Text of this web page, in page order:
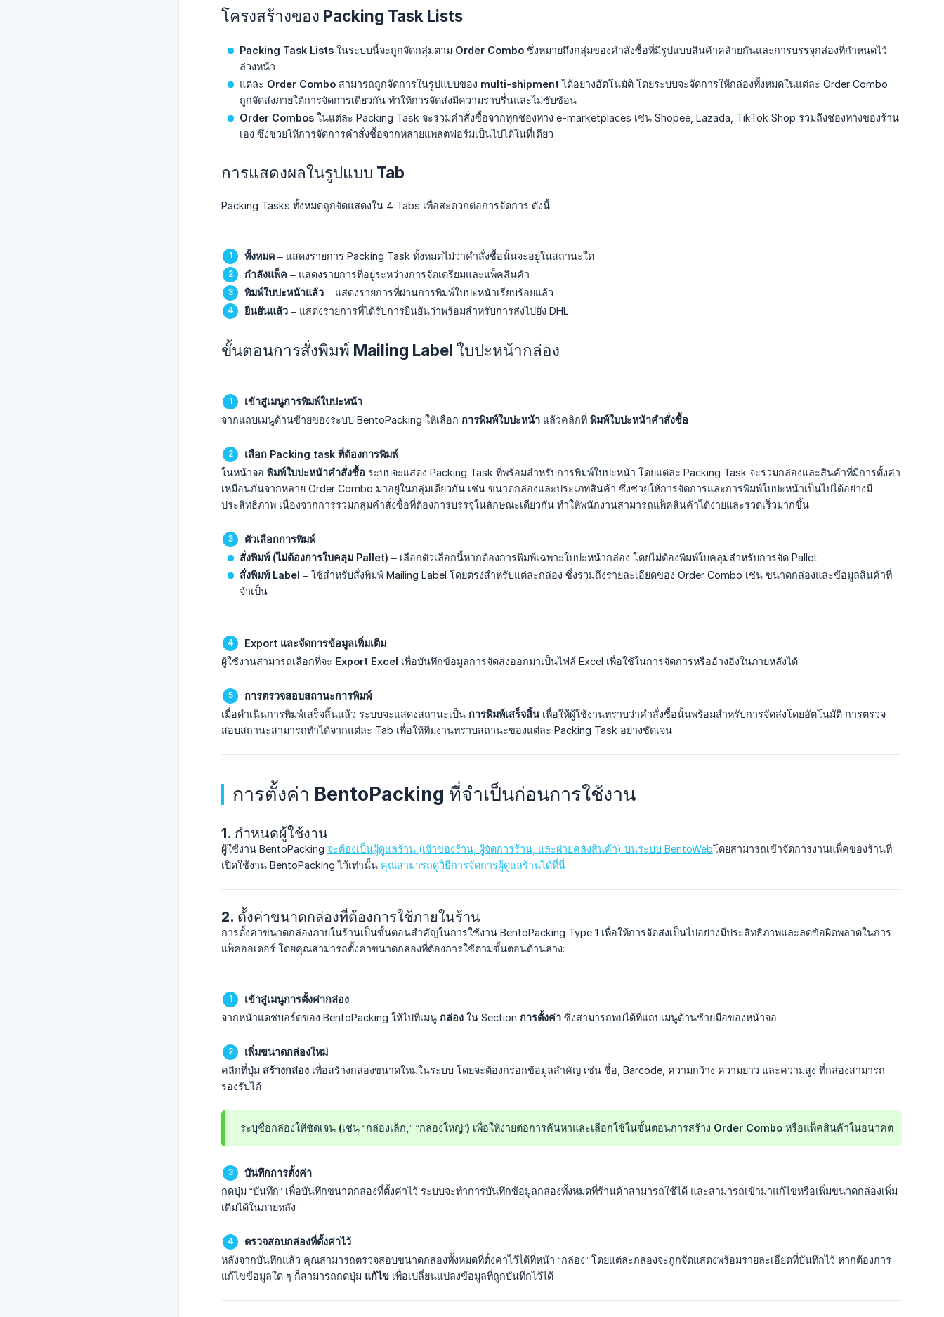
โครงสร้างของ Packing Task Lists
Packing Task Lists ในระบบนี้จะถูกจัดกลุ่มตาม Order Combo ซึ่งหมายถึงกลุ่มของคำสั่งซื้อที่มีรูปแบบสินค้าคล้ายกันและการบรรจุกล่องที่กำหนดไว้
ล่วงหน้า
แต่ละ Order Combo สามารถถูกจัดการในรูปแบบของ multi-shipment ได้อย่างอัตโนมัติ โดยระบบจะจัดการให้กล่องทั้งหมดในแต่ละ Order Combo
ถูกจัดส่งภายใต้การจัดการเดียวกัน ทำให้การจัดส่งมีความราบรื่นและไม่ซับซ้อน
Order Combos ในแต่ละ Packing Task จะรวมคำสั่งซื้อจากทุกช่องทาง e-marketplaces เช่น Shopee, Lazada, TikTok Shop รวมถึงช่องทางของร้าน
เอง ซึ่งช่วยให้การจัดการคำสั่งซื้อจากหลายแพลตฟอร์มเป็นไปได้ในที่เดียว
การแสดงผลในรูปแบบ Tab
Packing Tasks ทั้งหมดถูกจัดแสดงใน 4 Tabs เพื่อสะดวกต่อการจัดการ ดังนี้:
ทั้งหมด – แสดงรายการ Packing Task ทั้งหมดไม่ว่าคำสั่งซื้อนั้นจะอยู่ในสถานะใด
กำลังแพ็ค – แสดงรายการที่อยู่ระหว่างการจัดเตรียมและแพ็คสินค้า
พิมพ์ใบปะหน้าแล้ว – แสดงรายการที่ผ่านการพิมพ์ใบปะหน้าเรียบร้อยแล้ว
ยืนยันแล้ว – แสดงรายการที่ได้รับการยืนยันว่าพร้อมสำหรับการส่งไปยัง DHL
ขั้นตอนการสั่งพิมพ์ Mailing Label ใบปะหน้ากล่อง
เข้าสู่เมนูการพิมพ์ใบปะหน้า
จากแถบเมนูด้านซ้ายของระบบ BentoPacking ให้เลือก การพิมพ์ใบปะหน้า แล้วคลิกที่ พิมพ์ใบปะหน้าคำสั่งซื้อ
เลือก Packing task ที่ต้องการพิมพ์
ในหน้าจอ พิมพ์ใบปะหน้าคำสั่งซื้อ ระบบจะแสดง Packing Task ที่พร้อมสำหรับการพิมพ์ใบปะหน้า โดยแต่ละ Packing Task จะรวมกล่องและสินค้าที่มีการตั้งค่า
เหมือนกันจากหลาย Order Combo มาอยู่ในกลุ่มเดียวกัน เช่น ขนาดกล่องและประเภทสินค้า ซึ่งช่วยให้การจัดการและการพิมพ์ใบปะหน้าเป็นไปได้อย่างมี
ประสิทธิภาพ เนื่องจากการรวมกลุ่มคำสั่งซื้อที่ต้องการบรรจุในลักษณะเดียวกัน ทำให้พนักงานสามารถแพ็คสินค้าได้ง่ายและรวดเร็วมากขึ้น
ตัวเลือกการพิมพ์
สั่งพิมพ์ (ไม่ต้องการใบคลุม Pallet) – เลือกตัวเลือกนี้หากต้องการพิมพ์เฉพาะใบปะหน้ากล่อง โดยไม่ต้องพิมพ์ใบคลุมสำหรับการจัด Pallet
สั่งพิมพ์ Label – ใช้สำหรับสั่งพิมพ์ Mailing Label โดยตรงสำหรับแต่ละกล่อง ซึ่งรวมถึงรายละเอียดของ Order Combo เช่น ขนาดกล่องและข้อมูลสินค้าที่
จำเป็น
Export และจัดการข้อมูลเพิ่มเติม
ผู้ใช้งานสามารถเลือกที่จะ Export Excel เพื่อบันทึกข้อมูลการจัดส่งออกมาเป็นไฟล์ Excel เพื่อใช้ในการจัดการหรืออ้างอิงในภายหลังได้
การตรวจสอบสถานะการพิมพ์
เมื่อดำเนินการพิมพ์เสร็จสิ้นแล้ว ระบบจะแสดงสถานะเป็น การพิมพ์เสร็จสิ้น เพื่อให้ผู้ใช้งานทราบว่าคำสั่งซื้อนั้นพร้อมสำหรับการจัดส่งโดยอัตโนมัติ การตรวจ
สอบสถานะสามารถทำได้จากแต่ละ Tab เพื่อให้ทีมงานทราบสถานะของแต่ละ Packing Task อย่างชัดเจน
การตั้งค่า BentoPacking ที่จำเป็นก่อนการใช้งาน
1. กำหนดผู้ใช้งาน
ผู้ใช้งาน BentoPacking จะต้องเป็นผู้ดูแลร้าน (เจ้าของร้าน, ผู้จัดการร้าน, และฝ่ายคลังสินค้า) บนระบบ BentoWebโดยสามารถเข้าจัดการงานแพ็คของร้านที่
เปิดใช้งาน BentoPacking ไว้เท่านั้น คุณสามารถดูวิธีการจัดการผู้ดูแลร้านได้ที่นี่
2. ตั้งค่าขนาดกล่องที่ต้องการใช้ภายในร้าน
การตั้งค่าขนาดกล่องภายในร้านเป็นขั้นตอนสำคัญในการใช้งาน BentoPacking Type 1 เพื่อให้การจัดส่งเป็นไปอย่างมีประสิทธิภาพและลดข้อผิดพลาดในการ
แพ็คออเดอร์ โดยคุณสามารถตั้งค่าขนาดกล่องที่ต้องการใช้ตามขั้นตอนด้านล่าง:
เข้าสู่เมนูการตั้งค่ากล่อง
จากหน้าแดชบอร์ดของ BentoPacking ให้ไปที่เมนู กล่อง ใน Section การตั้งค่า ซึ่งสามารถพบได้ที่แถบเมนูด้านซ้ายมือของหน้าจอ
เพิ่มขนาดกล่องใหม่
คลิกที่ปุ่ม สร้างกล่อง เพื่อสร้างกล่องขนาดใหม่ในระบบ โดยจะต้องกรอกข้อมูลสำคัญ เช่น ชื่อ, Barcode, ความกว้าง ความยาว และความสูง ที่กล่องสามารถ
รองรับได้
ระบุชื่อกล่องให้ชัดเจน (เช่น “กล่องเล็ก,” “กล่องใหญ่”) เพื่อให้ง่ายต่อการค้นหาและเลือกใช้ในขั้นตอนการสร้าง Order Combo หรือแพ็คสินค้าในอนาคต
บันทึกการตั้งค่า
กดปุ่ม “บันทึก” เพื่อบันทึกขนาดกล่องที่ตั้งค่าไว้ ระบบจะทำการบันทึกข้อมูลกล่องทั้งหมดที่ร้านค้าสามารถใช้ได้ และสามารถเข้ามาแก้ไขหรือเพิ่มขนาดกล่องเพิ่ม
เติมได้ในภายหลัง
ตรวจสอบกล่องที่ตั้งค่าไว้
หลังจากบันทึกแล้ว คุณสามารถตรวจสอบขนาดกล่องทั้งหมดที่ตั้งค่าไว้ได้ที่หน้า “กล่อง” โดยแต่ละกล่องจะถูกจัดแสดงพร้อมรายละเอียดที่บันทึกไว้ หากต้องการ
แก้ไขข้อมูลใด ๆ ก็สามารถกดปุ่ม แก้ไข เพื่อเปลี่ยนแปลงข้อมูลที่ถูกบันทึกไว้ได้